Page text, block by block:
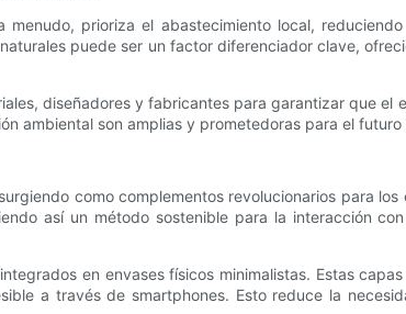
prioriza el abastecimiento local,
puede ser un factor diferenciador clave,
diseñadores y fabricantes para garantizar que el
ambiental son amplias y prometedoras para el
como complementos revolucionarios para
así un método sostenible para la interacción
en envases físicos minimalistas. Estas
a través de smartphones. Esto reduce la